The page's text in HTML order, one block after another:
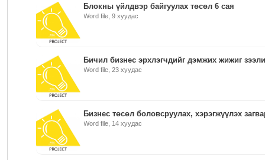
Блокны үйлдвэр байгуулах төсөл 6 сая
Word file, 9 хуудас
Бичил бизнес эрхлэгчдийг дэмжих жижиг
Word file, 23 хуудас
Бизнес төсөл боловсруулах, хэрэгжүүлэх
Word file, 14 хуудас